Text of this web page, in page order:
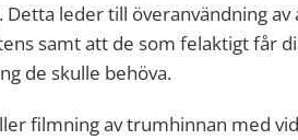
Detta leder till överanvändning
samt att de som felaktigt får
de skulle behöva.
filmning av trumhinnan med